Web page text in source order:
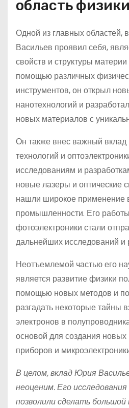
область физики
Одной из главных областей,
Васильев проявил себя,
свойств и структуры
помощью различных
инструментов, он открыл
нанотехнологий и
новых материалов с
Он также внес важный вклад
технологий и
исследованиям и
новые лазеры и оптические
нашли широкое применение
промышленности. Его
фотоэлектроники стали
дальнейших исследований и
Неотъемлемой частью его
является развитие физики
помощью новых методов и
разгадать некоторые тайны
электронов в
основой для создания
приборов и
В целом, вклад Юрия
неоценим. Его
позволили сделать большой